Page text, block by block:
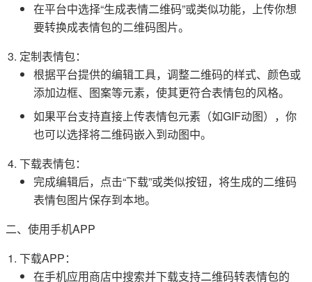
在平台中选择“生成表情二维码”或类似功能，上传你想
要转换成表情包的二维码图片。
定制表情包：
根据平台提供的编辑工具，调整二维码的样式、颜色或
添加边框、图案等元素，使其更符合表情包的风格。
如果平台支持直接上传表情包元素（如GIF动图），你
也可以选择将二维码嵌入到动图中。
下载表情包：
完成编辑后，点击“下载”或类似按钮，将生成的二维码
表情包图片保存到本地。
二、使用手机APP
下载APP：
在手机应用商店中搜索并下载支持二维码转表情包的